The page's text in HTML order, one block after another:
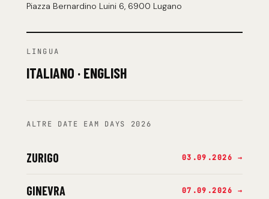
Piazza Bernardino Luini 6, 6900 Lugano
LINGUA
ITALIANO · ENGLISH
ALTRE DATE EAM DAYS 2026
ZURIGO 03.09.2026 →
GINEVRA 07.09.2026 →